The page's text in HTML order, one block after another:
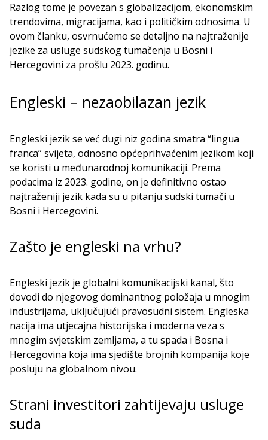
Razlog tome je povezan s globalizacijom, ekonomskim
trendovima, migracijama, kao i političkim odnosima. U
ovom članku, osvrnućemo se detaljno na najtraženije
jezike za usluge sudskog tumačenja u Bosni i
Hercegovini za prošlu 2023. godinu.
Engleski – nezaobilazan jezik
Engleski jezik se već dugi niz godina smatra “lingua
franca” svijeta, odnosno općeprihvaćenim jezikom koji
se koristi u međunarodnoj komunikaciji. Prema
podacima iz 2023. godine, on je definitivno ostao
najtraženiji jezik kada su u pitanju sudski tumači u
Bosni i Hercegovini.
Zašto je engleski na vrhu?
Engleski jezik je globalni komunikacijski kanal, što
dovodi do njegovog dominantnog položaja u mnogim
industrijama, uključujući pravosudni sistem. Engleska
nacija ima utjecajna historijska i moderna veza s
mnogim svjetskim zemljama, a tu spada i Bosna i
Hercegovina koja ima sjedište brojnih kompanija koje
posluju na globalnom nivou.
Strani investitori zahtijevaju usluge
suda